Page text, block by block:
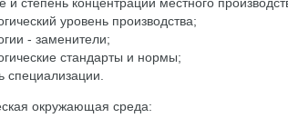
уровень производства;
- заменители;
стандарты и нормы;
специализации.
окружающая среда: